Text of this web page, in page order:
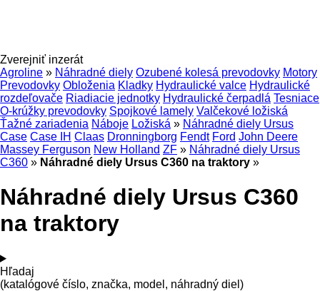
Zverejniť inzerát
Agroline » Náhradné diely Ozubené kolesá prevodovky Motory
Prevodovky Obloženia Kladky Hydraulické valce Hydraulické
rozdeľovače Riadiacie jednotky Hydraulické čerpadlá Tesniace
O-krúžky prevodovky Spojkové lamely Valčekové ložiská
Ťažné zariadenia Náboje Ložiská » Náhradné diely Ursus
Case Case IH Claas Dronningborg Fendt Ford John Deere
Massey Ferguson New Holland ZF » Náhradné diely Ursus
C360 » Náhradné diely Ursus C360 na traktory »
Náhradné diely Ursus C360
na traktory
Hľadaj
(katalógové číslo, značka, model, náhradný diel)